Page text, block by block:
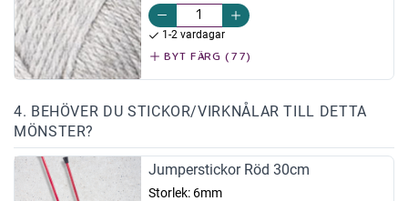
1-2 vardagar
BYT FÄRG (77)
4. BEHÖVER DU STICKOR/VIRKNÅLAR TILL DETTA
MÖNSTER?
Jumperstickor Röd 30cm
Storlek: 6mm